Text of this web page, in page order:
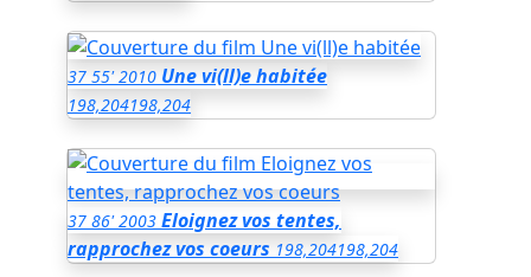
37 55' 2010 Une vi(ll)e habitée
198,204198,204
37 86' 2003 Eloignez vos tentes,
rapprochez vos coeurs 198,204198,204